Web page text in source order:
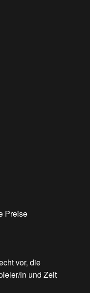
Preise
vor, die
in und Zeit